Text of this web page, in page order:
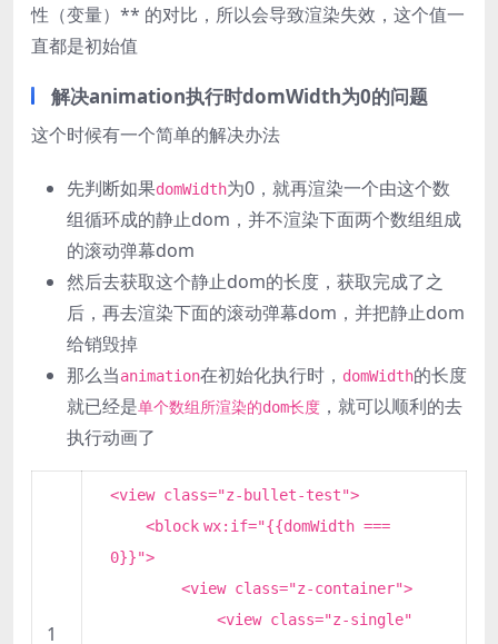
性（变量）** 的对比，所以会导致渲染失效，这个值一
直都是初始值
解决animation执行时domWidth为0的问题
这个时候有一个简单的解决办法
先判断如果domWidth为0，就再渲染一个由这个数
组循环成的静止dom，并不渲染下面两个数组组成
的滚动弹幕dom
然后去获取这个静止dom的长度，获取完成了之
后，再去渲染下面的滚动弹幕dom，并把静止dom
给销毁掉
那么当animation在初始化执行时， domWidth的长度
就已经是单个数组所渲染的dom长度 ，就可以顺利的去
执行动画了
1
<view class="z-bullet-test">
<block wx:if="{{domWidth ===
0}}">
<view class="z-container">
<view class="z-single"